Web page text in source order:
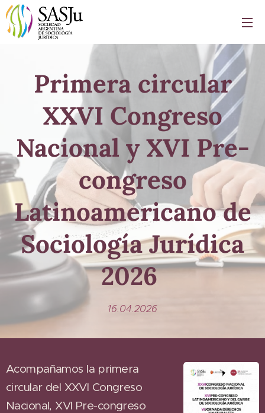
Primera circular
XXVI Congreso
Nacional y XVI Pre-
congreso
Latinoamericano de
Sociología Jurídica
2026
16.04.2026
Acompañamos la primera
circular del XXVI Congreso
Nacional, XVI Pre-congreso